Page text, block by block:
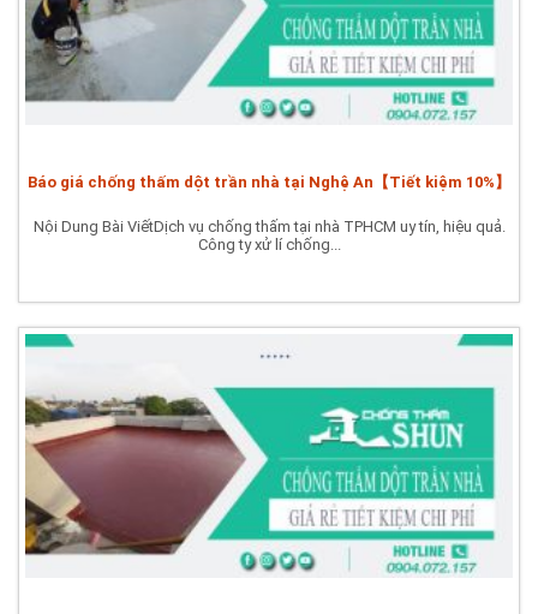
Báo giá chống thấm dột trần nhà tại Nghệ An【Tiết kiệm 10%】
Nội Dung Bài ViếtDịch vụ chống thấm tại nhà TPHCM uy tín, hiệu quả.
Công ty xử lí chống...